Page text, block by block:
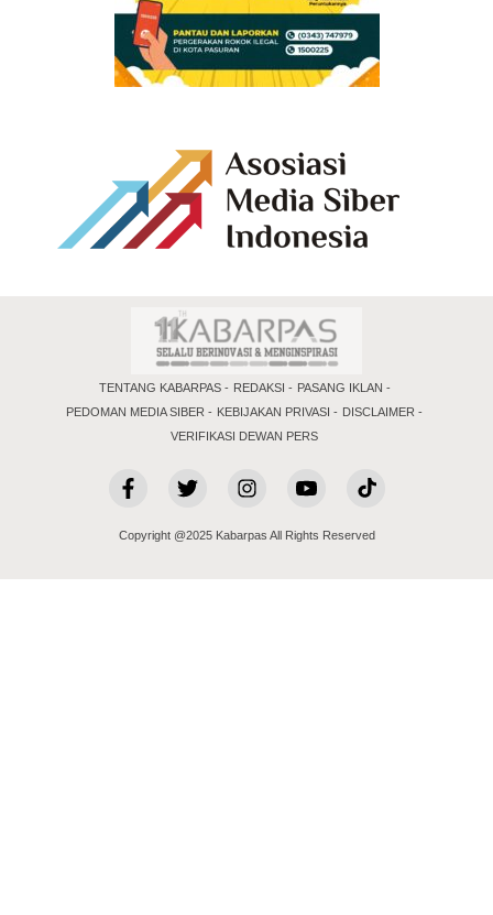
TENTANG KABARPAS REDAKSI
PASANG IKLAN
PEDOMAN MEDIA SIBER
KEBIJAKAN PRIVASI
DISCLAIMER
VERIFIKASI DEWAN PERS
Copyright @2025 Kabarpas All Rights Reserved